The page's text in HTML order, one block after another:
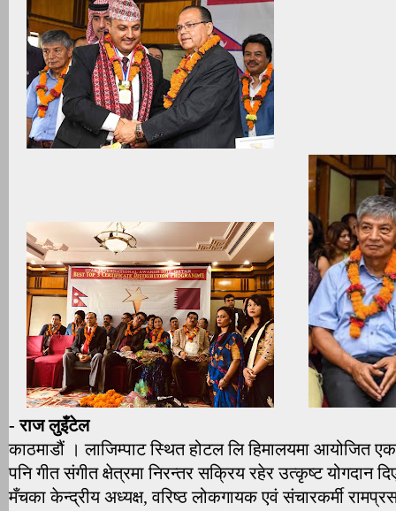
- राज लुइँटेल
काठमाडौं । लाजिम्पाट स्थित होटल लि हिमालयमा आयोजित
पनि गीत संगीत क्षेत्रमा निरन्तर सक्रिय रहेर उत्कृष्ट योगदान
मँचका केन्द्रीय अध्यक्ष, वरिष्ठ लोकगायक एवं संचारकर्मी